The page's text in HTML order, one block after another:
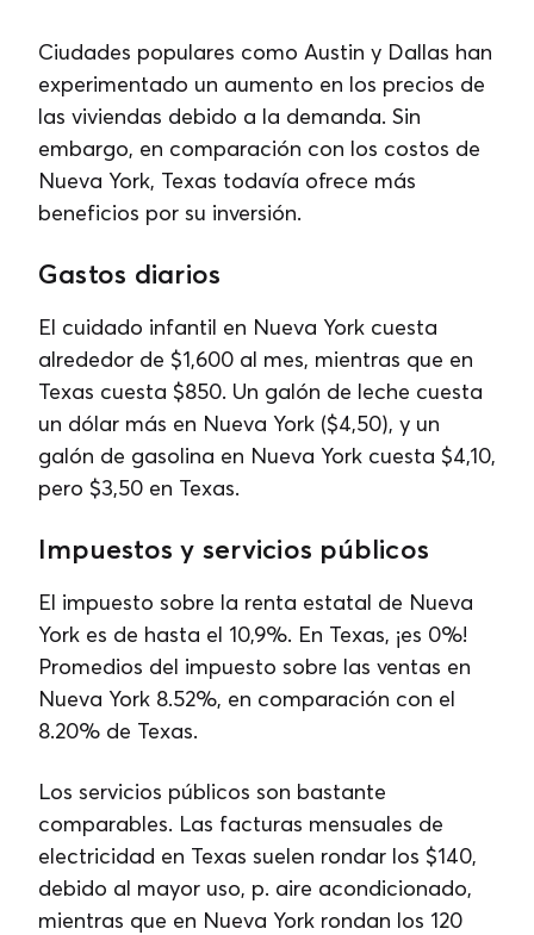
Ciudades populares como Austin y Dallas han
experimentado un aumento en los precios de
las viviendas debido a la demanda. Sin
embargo, en comparación con los costos de
Nueva York, Texas todavía ofrece más
beneficios por su inversión.
Gastos diarios
El cuidado infantil en Nueva York cuesta
alrededor de $1,600 al mes, mientras que en
Texas cuesta $850. Un galón de leche cuesta
un dólar más en Nueva York ($4,50), y un
galón de gasolina en Nueva York cuesta $4,10,
pero $3,50 en Texas.
Impuestos y servicios públicos
El impuesto sobre la renta estatal de Nueva
York es de hasta el 10,9%. En Texas, ¡es 0%!
Promedios del impuesto sobre las ventas en
Nueva York 8.52%, en comparación con el
8.20% de Texas.
Los servicios públicos son bastante
comparables. Las facturas mensuales de
electricidad en Texas suelen rondar los $140,
debido al mayor uso, p. aire acondicionado,
mientras que en Nueva York rondan los 120